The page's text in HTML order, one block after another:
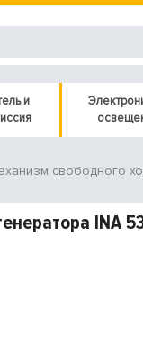
и
свободного
INA